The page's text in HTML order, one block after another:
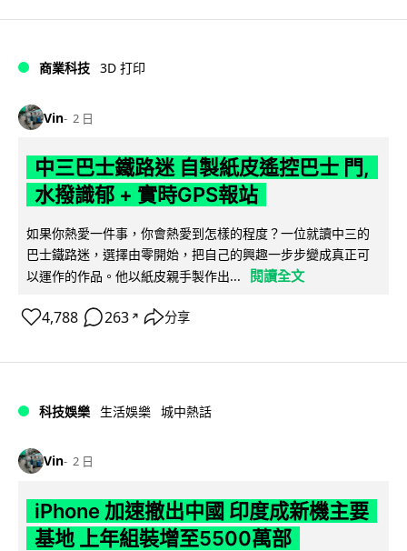
商業科技 3D 打印
Vin 2 日
中三巴士鐵路迷 自製紙皮遙控巴士 門,
水撥識郁 + 實時GPS報站
如果你熱愛一件事，你會熱愛到怎樣的程度？一位就讀中三的
巴士鐵路迷，選擇由零開始，把自己的興趣一步步變成真正可
以運作的作品。他以紙皮親手製作出...
閱讀全文
4,788 263 ↗ 分享
科技娛樂 生活娛樂 城中熱話
Vin 2 日
iPhone 加速撤出中國 印度成新機主要
基地 上年組裝增至5500萬部